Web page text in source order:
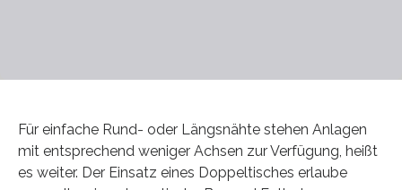
Für einfache Rund- oder Längsnähte stehen Anlagen
mit entsprechend weniger Achsen zur Verfügung, heißt
es weiter. Der Einsatz eines Doppeltisches erlaube